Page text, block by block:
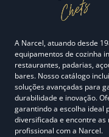
A Narcel, atuando desde
equipamentos de cozinha
restaurantes, padarias,
bares. Nosso catálogo
soluções avançadas para
durabilidade e inovação.
garantindo a escolha ideal
diversificada e encontre as
profissional com a Narcel.